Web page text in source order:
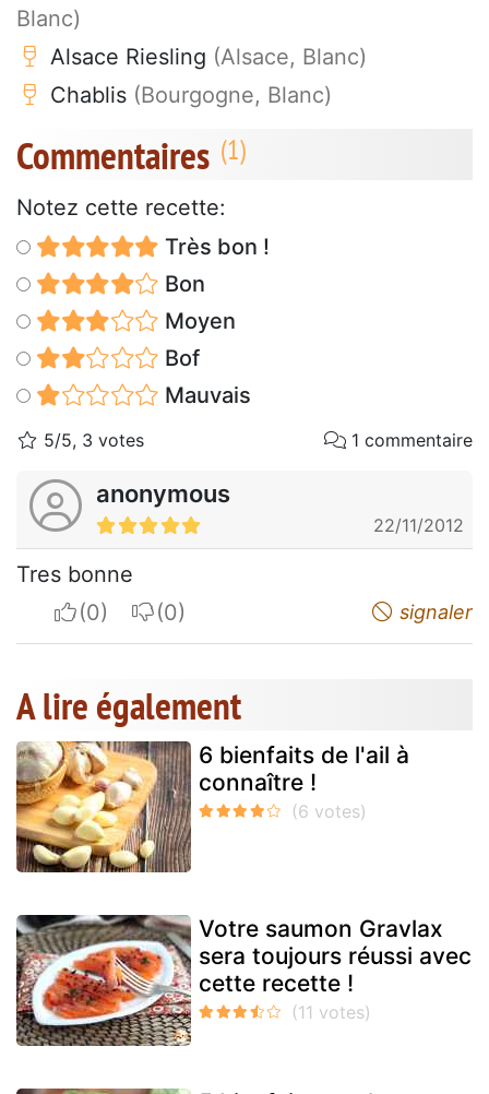
Blanc)
Alsace Riesling (Alsace, Blanc)
Chablis (Bourgogne, Blanc)
Commentaires
Notez cette recette:
Très bon !
Bon
Moyen
Bof
Mauvais
5/5, 3 votes 1 commentaire
anonymous
22/11/2012
Tres bonne
I apreciateI do not appreciate signaler
A lire également
6 bienfaits de l'ail à
connaître !
Votre saumon Gravlax
sera toujours réussi avec
cette recette !